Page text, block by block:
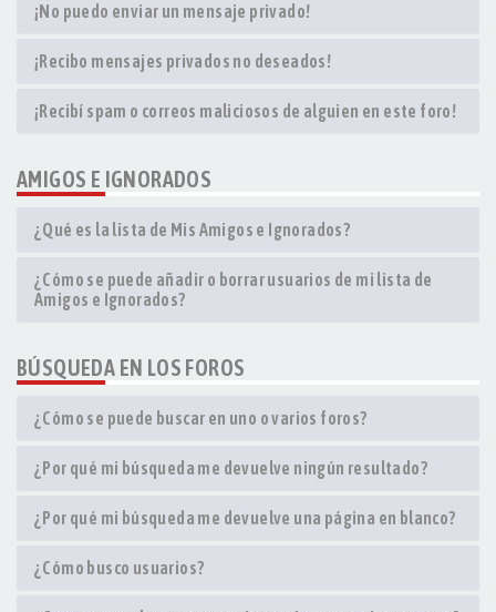
¡No puedo enviar un mensaje privado!
¡Recibo mensajes privados no deseados!
¡Recibí spam o correos maliciosos de alguien en este foro!
AMIGOS E IGNORADOS
¿Qué es la lista de Mis Amigos e Ignorados?
¿Cómo se puede añadir o borrar usuarios de mi lista de
Amigos e Ignorados?
BÚSQUEDA EN LOS FOROS
¿Cómo se puede buscar en uno o varios foros?
¿Por qué mi búsqueda me devuelve ningún resultado?
¿Por qué mi búsqueda me devuelve una página en blanco?
¿Cómo busco usuarios?